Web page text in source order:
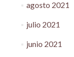
agosto 2021
julio 2021
junio 2021